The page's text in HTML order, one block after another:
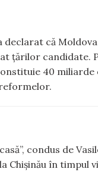
declarat că Moldova
țărilor
40
condus de
Chișinău în